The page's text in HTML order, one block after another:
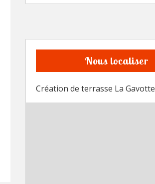
Nous localiser
Création de terrasse La Gavotte